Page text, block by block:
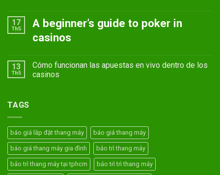
17
Th5
A beginner’s guide to poker in
casinos
13
Th5
Cómo funcionan las apuestas en vivo dentro de los
casinos
TAGS
báo giá lắp đặt thang máy báo giá thang máy
báo giá thang máy gia đình bảo trì thang máy
bảo trì thang máy tại tphcm bảo trì trì thang máy